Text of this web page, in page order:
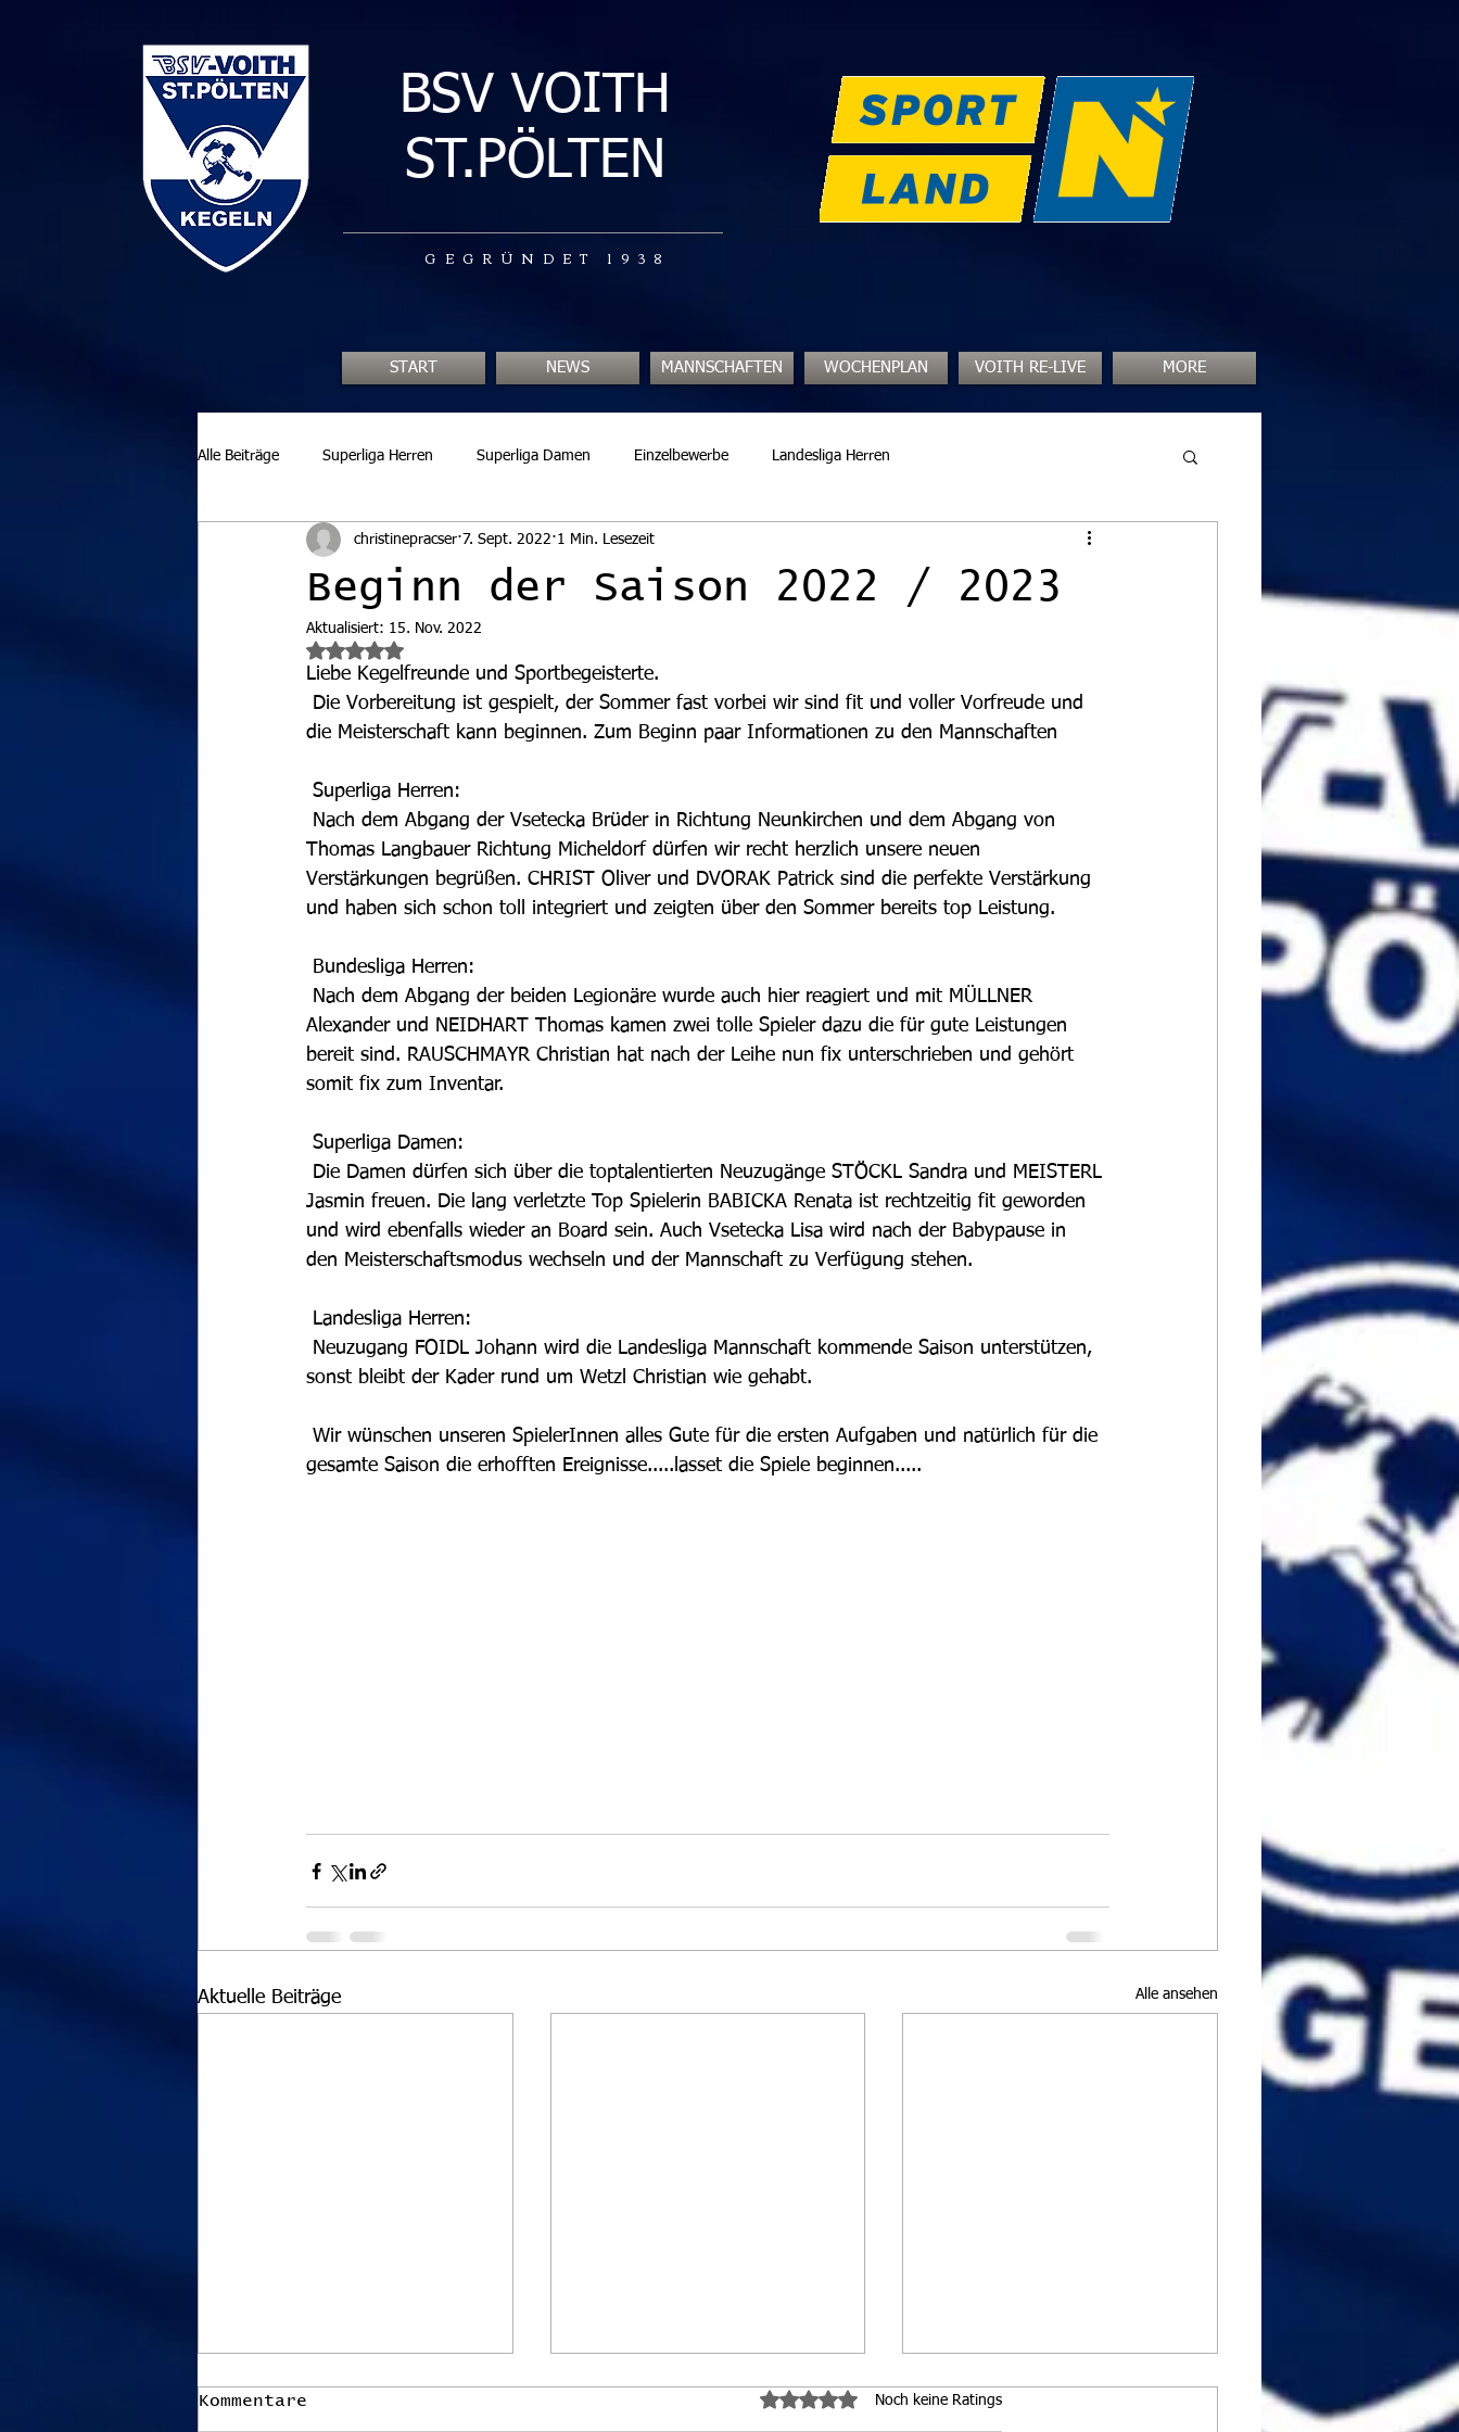
BSV VOITH
ST.PÖLTEN
GEGRÜNDET 1938
START NEWS MANNSCHAFTEN WOCHENPLAN VOITH RE-LIVE MORE
Alle Beiträge Superliga Herren Superliga Damen Einzelbewerbe Landesliga Herren
Beginn der Saison 2022 / 2023
christinepracser 7. Sept. 2022 1 Min. Lesezeit
Aktualisiert: 15. Nov. 2022
Mit NaN von 5 Sternen bewertet.
Liebe Kegelfreunde und Sportbegeisterte.
die Meisterschaft kann beginnen. Zum Beginn paar Informationen zu den Mannschaften
Superliga Herren:
Thomas Langbauer Richtung Micheldorf dürfen wir recht herzlich unsere neuen
Verstärkungen begrüßen. CHRIST Oliver und DVORAK Patrick sind die perfekte Verstärkung
und haben sich schon toll integriert und zeigten über den Sommer bereits top Leistung.
Bundesliga Herren:
Alexander und NEIDHART Thomas kamen zwei tolle Spieler dazu die für gute Leistungen
bereit sind. RAUSCHMAYR Christian hat nach der Leihe nun fix unterschrieben und gehört
somit fix zum Inventar.
Superliga Damen:
Jasmin freuen. Die lang verletzte Top Spielerin BABICKA Renata ist rechtzeitig fit geworden
und wird ebenfalls wieder an Board sein. Auch Vsetecka Lisa wird nach der Babypause in
den Meisterschaftsmodus wechseln und der Mannschaft zu Verfügung stehen.
Landesliga Herren:
sonst bleibt der Kader rund um Wetzl Christian wie gehabt.
gesamte Saison die erhofften Ereignisse.....lasset die Spiele beginnen.....
Aktuelle Beiträge Alle ansehen
Kommentare Mit 0 von 5 Sternen bewertet.
Noch keine Ratings